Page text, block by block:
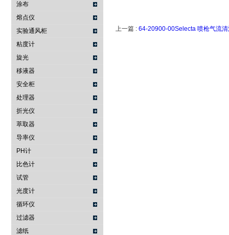
涂布
熔点仪
实验通风柜
粘度计
旋光
移液器
安全柜
处理器
折光仪
萃取器
导率仪
PH计
比色计
试管
光度计
循环仪
过滤器
滤纸
上一篇 : 64-20900-00Selecta 喷枪气流